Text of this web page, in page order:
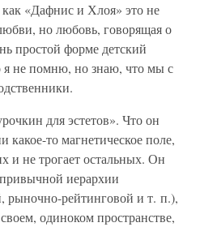
«Дафнис и Хлоя» это не
но любовь, говорящая о
простой форме детский
я не помню, но знаю, что мы с
для эстетов». Что он
какое-то магнетическое поле,
и не трогает остальных. Он
иерархии
рыночно-рейтинговой и т. п.),
одиноком пространстве,